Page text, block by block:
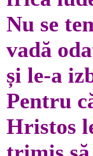
Nu se
vadă
și le-a
Pentru
Hristos